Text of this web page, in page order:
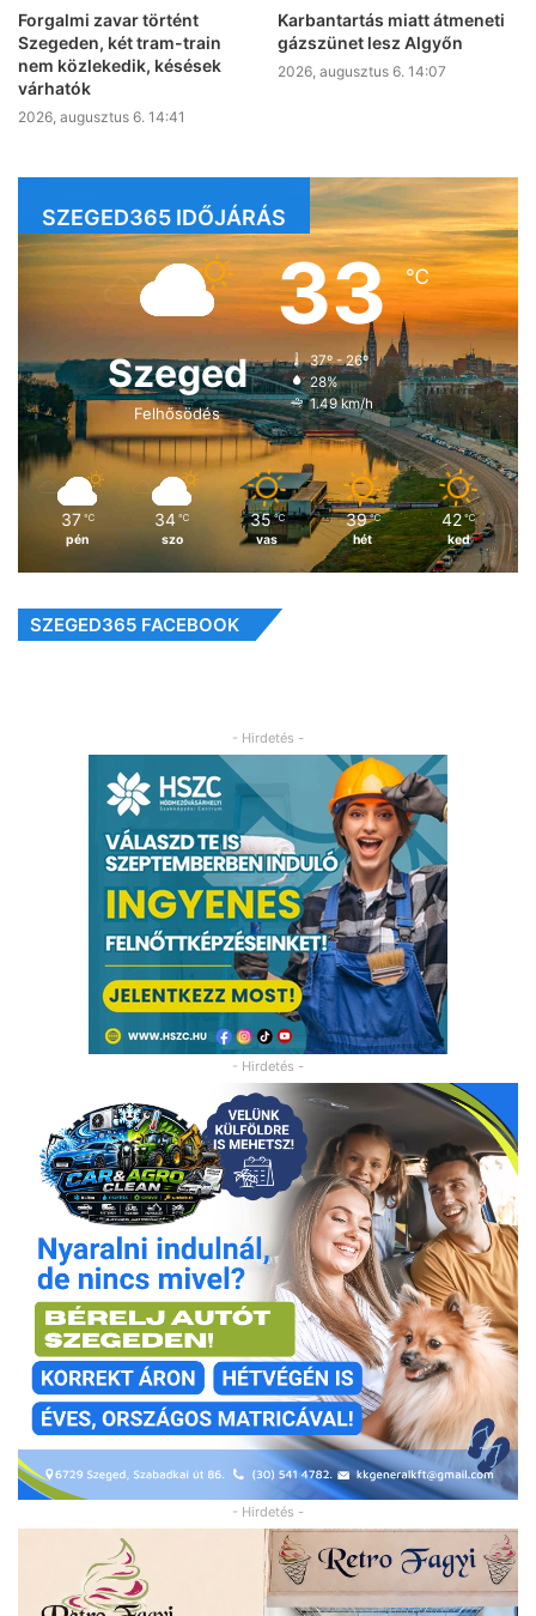
Forgalmi zavar történt
Szegeden, két tram-train
nem közlekedik, késések
várhatók
2026, augusztus 6. 14:41
Karbantartás miatt átmeneti
gázszünet lesz Algyőn
2026, augusztus 6. 14:07
SZEGED365 IDŐJÁRÁS
Szeged
Felhősödés
33℃
37º - 26º
28%
1.49 km/h
37 ℃
pén
34 ℃
szo
35 ℃
vas
39 ℃
hét
42 ℃
ked
SZEGED365 FACEBOOK
- Hirdetés -
- Hirdetés -
- Hirdetés -